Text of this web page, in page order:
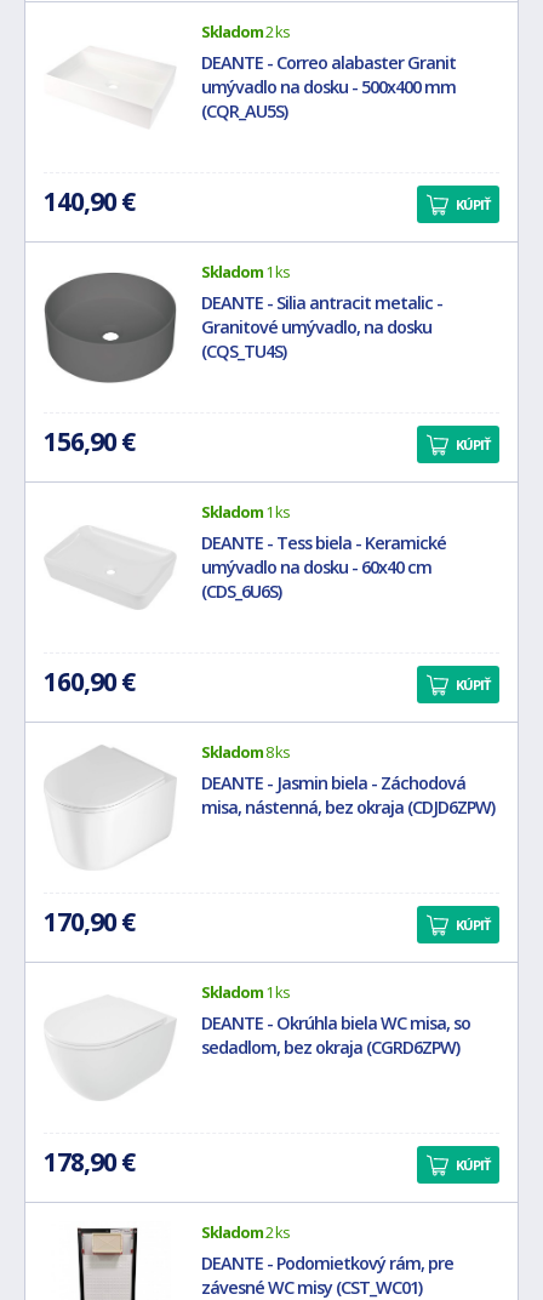
Skladom2 ks
DEANTE - Correo alabaster Granit
umývadlo na dosku - 500x400 mm
(CQR_AU5S)
140,90 € KÚPIŤ
Skladom1 ks
DEANTE - Silia antracit metalic -
Granitové umývadlo, na dosku
(CQS_TU4S)
156,90 € KÚPIŤ
Skladom1 ks
DEANTE - Tess biela - Keramické
umývadlo na dosku - 60x40 cm
(CDS_6U6S)
160,90 € KÚPIŤ
Skladom8 ks
DEANTE - Jasmin biela - Záchodová
misa, nástenná, bez okraja (CDJD6ZPW)
170,90 € KÚPIŤ
Skladom1 ks
DEANTE - Okrúhla biela WC misa, so
sedadlom, bez okraja (CGRD6ZPW)
178,90 € KÚPIŤ
Skladom2 ks
DEANTE - Podomietkový rám, pre
závesné WC misy (CST_WC01)